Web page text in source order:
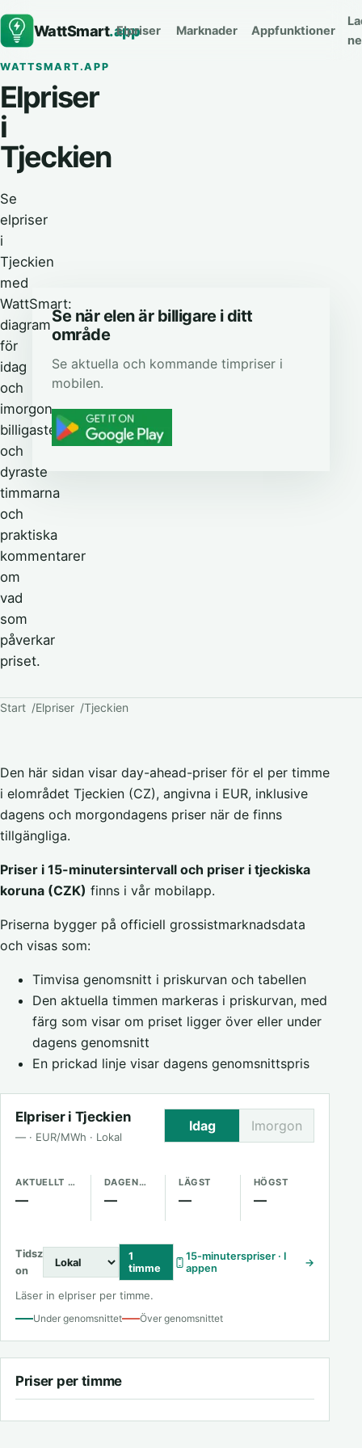
WattSmart.app
Elpriser Marknader Appfunktioner
WATTSMART.APP
Elpriser
i
Tjeckien
Se
elpriser
i
Tjeckien
med
WattSmart:
diagram
för
idag
och
imorgon,
billigaste
och
dyraste
timmarna
och
praktiska
kommentarer
om
vad
som
påverkar
priset.
Se när elen är billigare i ditt
område
Se aktuella och kommande timpriser i
mobilen.
Start Elpriser Tjeckien
Den här sidan visar day-ahead-priser för el per timme
i elområdet Tjeckien (CZ), angivna i EUR, inklusive
dagens och morgondagens priser när de finns
tillgängliga.
Priser i 15-minutersintervall och priser i tjeckiska
koruna (CZK) finns i vår mobilapp.
Priserna bygger på officiell grossistmarknadsdata
och visas som:
Timvisa genomsnitt i priskurvan och tabellen
Den aktuella timmen markeras i priskurvan, med
färg som visar om priset ligger över eller under
dagens genomsnitt
En prickad linje visar dagens genomsnittspris
Elpriser i Tjeckien
— · EUR/MWh · Lokal
Idag Imorgon
AKTUELLT PRIS
—
DAGENS GENOMSNITT
—
LÄGST
—
HÖGST
—
Tidsz
on
1
timme
15-minuterspriser · I
appen
→
Läser in elpriser per timme.
Under genomsnittet Över genomsnittet
Priser per timme